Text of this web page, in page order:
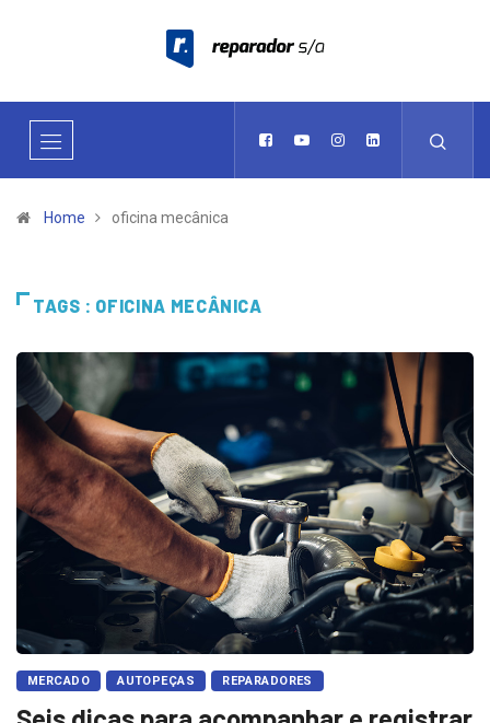
Home oficina mecânica
TAGS : OFICINA MECÂNICA
MERCADO AUTOPEÇAS REPARADORES